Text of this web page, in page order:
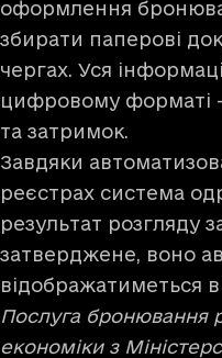
оформлення
збирати паперові
чергах. Уся
цифровому форматі
та затримок.
Завдяки
реєстрах система
результат розгляду
затверджене, воно
відображатиметься
Послуга бронювання
економіки з